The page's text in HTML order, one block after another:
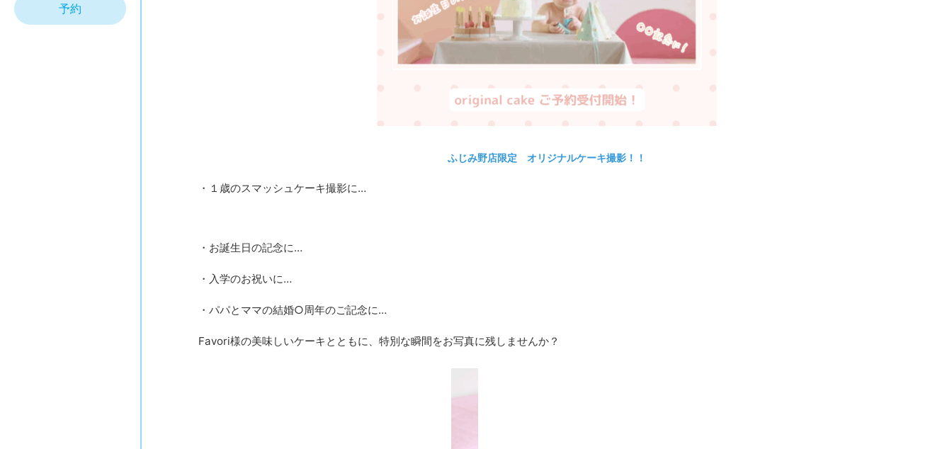
予約
ふじみ野店限定 オリジナルケーキ撮影！！
・１歳のスマッシュケーキ撮影に…
・お誕生日の記念に…
・入学のお祝いに…
・パパとママの結婚○周年のご記念に…
Favori様の美味しいケーキとともに、特別な瞬間をお写真に残しませんか？